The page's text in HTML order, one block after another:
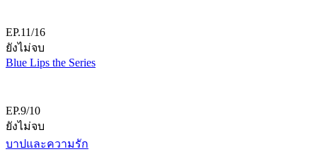
EP.11/16
ยังไม่จบ
Blue Lips the Series
EP.9/10
ยังไม่จบ
บาปและความรัก